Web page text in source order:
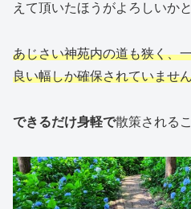
えて頂いたほうがよろしいか
あじさい神苑内の道も狭く、
良い幅しか確保されていませ
できるだけ身軽で散策される